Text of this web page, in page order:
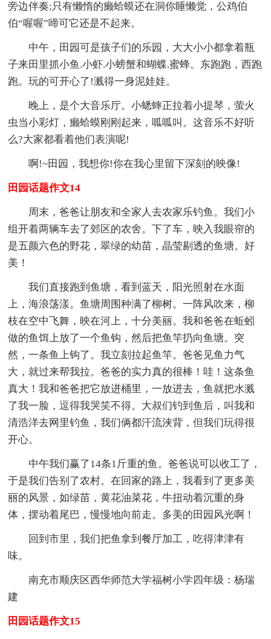
旁边伴奏;只有懒惰的癞蛤蟆还在洞你睡懒觉，公鸡伯
伯“喔喔”啼可它还是不起来。
中午，田园可是孩子们的乐园，大大小小都拿着瓶
子来田里抓小鱼.小虾.小螃蟹和蝴蝶.蜜蜂。东跑跑，西跑
跑。玩的可开心了!溅得一身泥娃娃。
晚上，是个大音乐厅。小蟋蟀正拉着小提琴，萤火
虫当小彩灯，癞蛤蟆刚刚起来，呱呱叫。这音乐不好听
么?大家都看着他们表演呢!
啊!~田园，我想你!你在我心里留下深刻的映像!
田园话题作文14
周末，爸爸让朋友和全家人去农家乐钓鱼。我们小
组开着两辆车去了郊区的农舍。下了车，映入我眼帘的
是五颜六色的野花，翠绿的幼苗，晶莹剔透的鱼塘。好
美！
我们直接跑到鱼塘，看到蓝天，阳光照射在水面
上，海浪荡漾。鱼塘周围种满了柳树。一阵风吹来，柳
枝在空中飞舞，映在河上，十分美丽。我和爸爸在蚯蚓
做的鱼饵上放了一个鱼钩，然后把鱼竿扔向鱼塘。突
然，一条鱼上钩了。我立刻拉起鱼竿。爸爸见鱼力气
大，就过来帮我拉。爸爸的实力真的很棒！哇！这条鱼
真大！我和爸爸把它放进桶里，一放进去，鱼就把水溅
了我一脸，逗得我哭笑不得。大叔们钓到鱼后，叫我和
清浩洋去网里钓鱼，我们俩都汗流浃背，但我们玩得很
开心。
中午我们赢了14条1斤重的鱼。爸爸说可以收工了，
于是我们告别了农村。在回家的路上，我看到了更多美
丽的风景，如绿苗，黄花油菜花，牛扭动着沉重的身
体，摆动着尾巴，慢慢地向前走。多美的田园风光啊！
回到市里，我们把鱼拿到餐厅加工，吃得津津有
味。
南充市顺庆区西华师范大学福树小学四年级：杨瑞
建
田园话题作文15